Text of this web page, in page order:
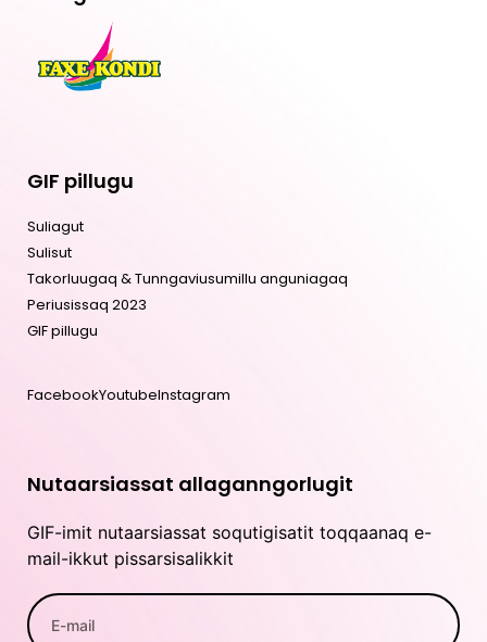
GIF pillugu
Suliagut
Sulisut
Takorluugaq & Tunngaviusumillu anguniagaq
Periusissaq 2023
GIF pillugu
FacebookYoutubeInstagram
Nutaarsiassat allaganngorlugit
GIF-imit nutaarsiassat soqutigisatit toqqaanaq e-
mail-ikkut pissarsisalikkit